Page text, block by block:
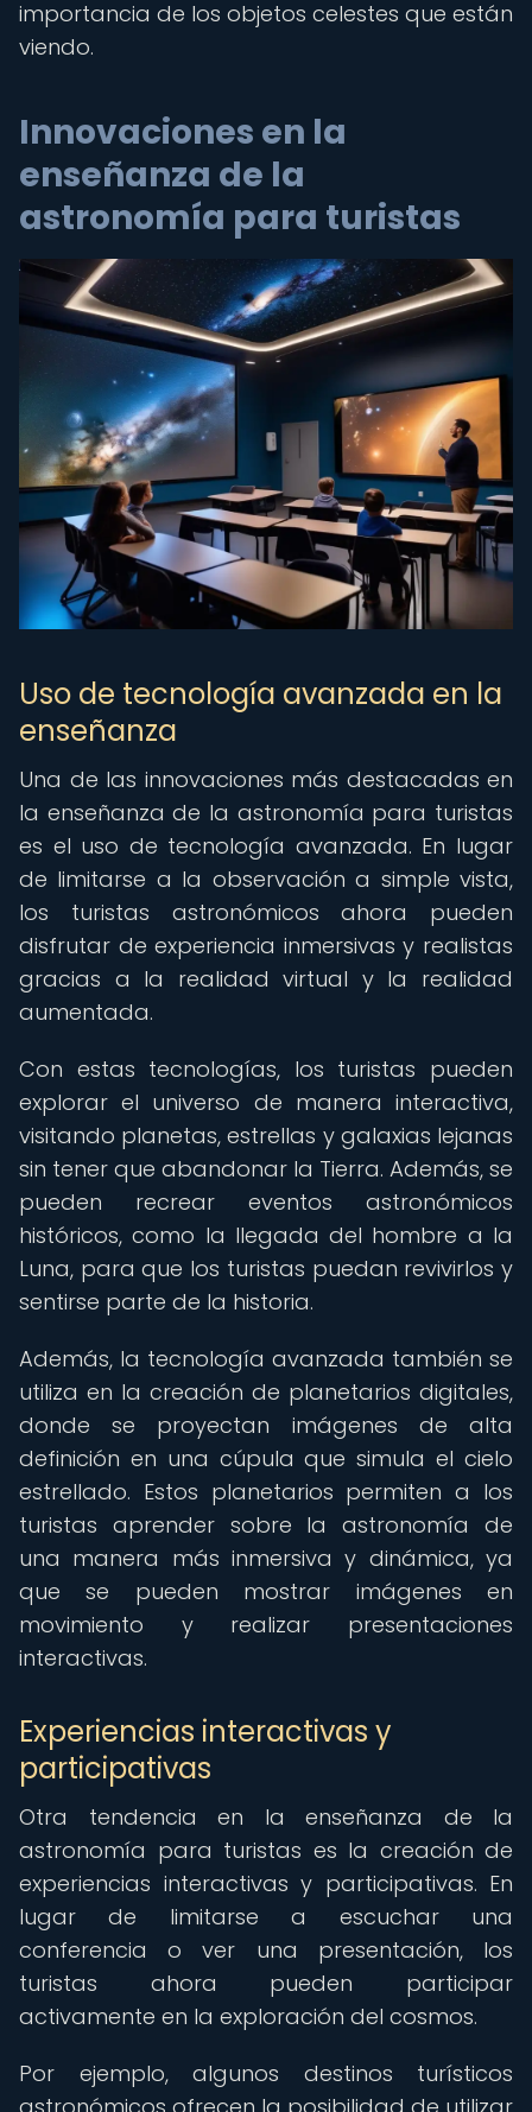
importancia de los objetos celestes que están
viendo.
Innovaciones en la
enseñanza de la
astronomía para turistas
Uso de tecnología avanzada en la
enseñanza
Una de las innovaciones más destacadas en
la enseñanza de la astronomía para turistas
es el uso de tecnología avanzada. En lugar
de limitarse a la observación a simple vista,
los turistas astronómicos ahora pueden
disfrutar de experiencia inmersivas y realistas
gracias a la realidad virtual y la realidad
aumentada.
Con estas tecnologías, los turistas pueden
explorar el universo de manera interactiva,
visitando planetas, estrellas y galaxias lejanas
sin tener que abandonar la Tierra. Además, se
pueden recrear eventos astronómicos
históricos, como la llegada del hombre a la
Luna, para que los turistas puedan revivirlos y
sentirse parte de la historia.
Además, la tecnología avanzada también se
utiliza en la creación de planetarios digitales,
donde se proyectan imágenes de alta
definición en una cúpula que simula el cielo
estrellado. Estos planetarios permiten a los
turistas aprender sobre la astronomía de
una manera más inmersiva y dinámica, ya
que se pueden mostrar imágenes en
movimiento y realizar presentaciones
interactivas.
Experiencias interactivas y
participativas
Otra tendencia en la enseñanza de la
astronomía para turistas es la creación de
experiencias interactivas y participativas. En
lugar de limitarse a escuchar una
conferencia o ver una presentación, los
turistas ahora pueden participar
activamente en la exploración del cosmos.
Por ejemplo, algunos destinos turísticos